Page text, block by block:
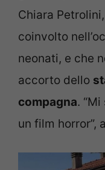
Chiara
coinvolto
neonati, e che
accorto dello
compagna.
un film horror”,